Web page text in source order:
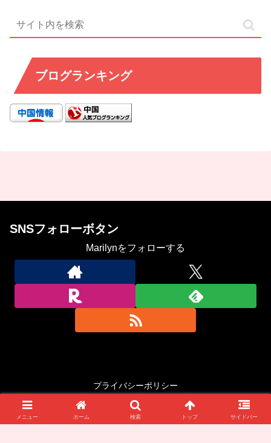
ブログランキング
SNSフォローボタン
Marilynをフォローする
プライバシーポリシー
Copyright © 2023-2026 In the mood for China All Rights Reserved.
メニュー ホーム 検索 トップ サイドバー